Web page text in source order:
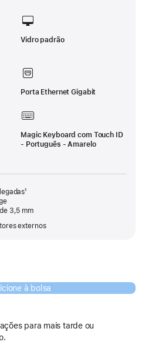
Vidro padrão
Porta Ethernet Gigabit
Magic Keyboard com Touch ID
- Português - Amarelo
3,5 mm
externos
à bolsa
para mais tarde ou